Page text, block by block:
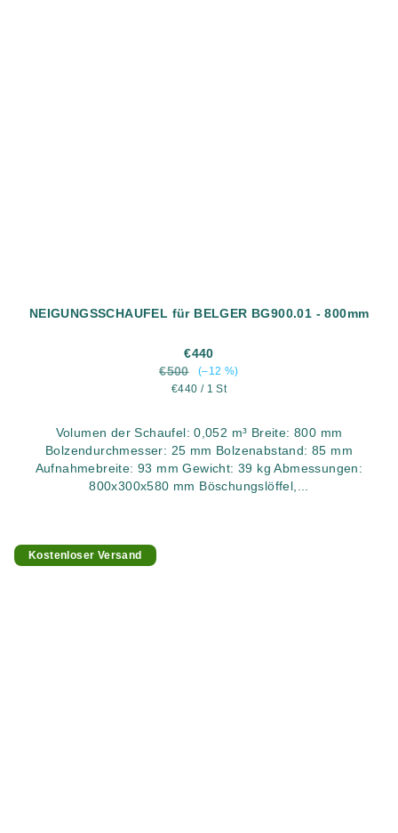
NEIGUNGSSCHAUFEL für BELGER BG900.01 - 800mm
€440
€500
(–12 %)
Verkaufspreis:
€440 / 1 St
Volumen der Schaufel: 0,052 m³ Breite: 800 mm
Bolzendurchmesser: 25 mm Bolzenabstand: 85 mm
Aufnahmebreite: 93 mm Gewicht: 39 kg Abmessungen:
800x300x580 mm Böschungslöffel,...
Kostenloser Versand